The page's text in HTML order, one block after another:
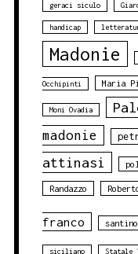
geraci siculo
handicap
Madonie
Occhipinti Maria
Moni Ovadia
madonie
attinasi
Randazzo
franco
siciliano Statale